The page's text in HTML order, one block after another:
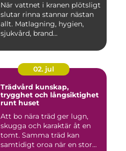
När vattnet i kranen plötsligt
slutar rinna stannar nästan
allt. Matlagning, hygien,
sjukvård, brand...
02. jul
Trädvård kunskap,
trygghet och långsiktighet
runt huset
Att bo nära träd ger lugn,
skugga och karaktär åt en
tomt. Samma träd kan
samtidigt oroa när en stor...